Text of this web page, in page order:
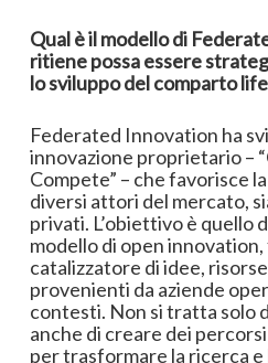
Qual è il modello di
ritiene possa essere
lo sviluppo del comparto
Federated Innovation ha
innovazione proprietario –
Compete” – che favorisce
diversi attori del mercato,
privati. L’obiettivo è quello
modello di open
catalizzatore di idee,
provenienti da aziende
contesti. Non si tratta solo
anche di creare dei
per trasformare la ricerca e